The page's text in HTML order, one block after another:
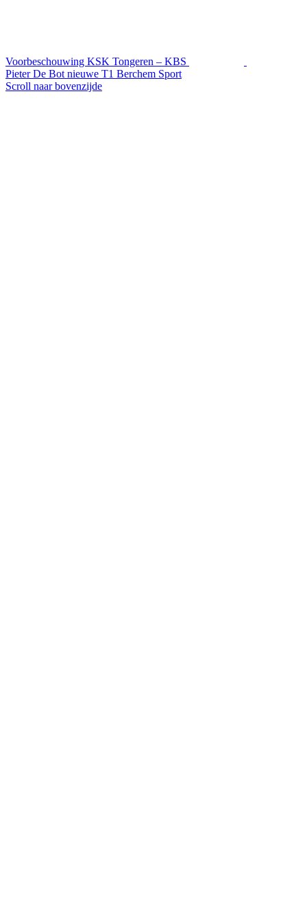
Voorbeschouwing KSK Tongeren – KBS
Pieter De Bot nieuwe T1 Berchem Sport
Scroll naar bovenzijde